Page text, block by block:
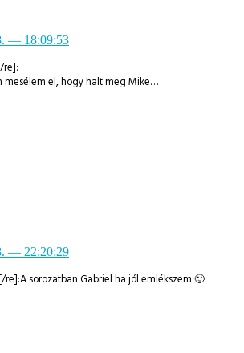
— 18:09:53
re]:
mesélem el, hogy halt meg Mike…
— 22:20:29
re]:A sorozatban Gabriel ha jól emlékszem 🙂